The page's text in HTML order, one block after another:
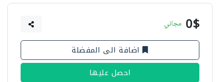
0$ مجاني
اضافة الى المفضلة
احصل عليها